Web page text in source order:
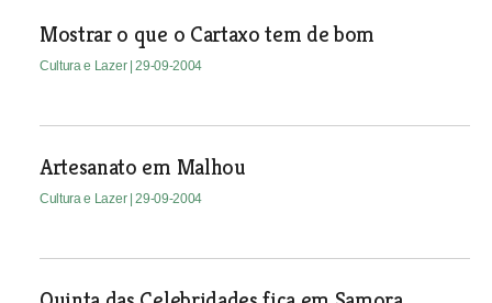
Mostrar o que o Cartaxo tem de bom
Cultura e Lazer | 29-09-2004
Artesanato em Malhou
Cultura e Lazer | 29-09-2004